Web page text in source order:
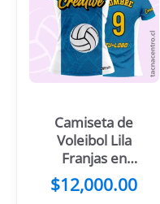
Camiseta de
Voleibol Lila
Franjas en
costados y
pelota
$12,000.00